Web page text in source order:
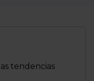
tendencias